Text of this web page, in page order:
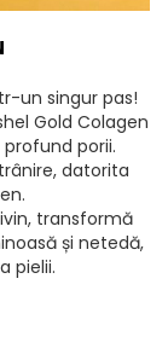
un singur pas!
Gold Colagen
porii.
datorita
transformă
și netedă,
pielii.